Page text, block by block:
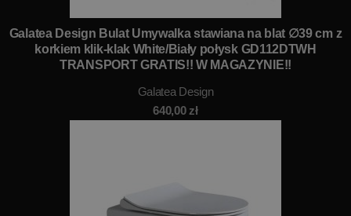
Galatea Design Bulat Umywalka stawiana na blat ∅39 cm z
korkiem klik-klak White/Biały połysk GD112DTWH
TRANSPORT GRATIS!! W MAGAZYNIE!!
Galatea Design
640,00zł